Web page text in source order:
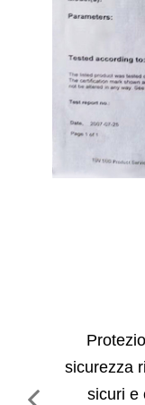
sicurezza
sicuri e